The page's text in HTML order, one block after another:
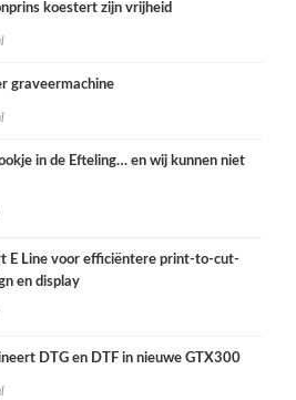
koestert zijn vrijheid
graveermachine
in de Efteling… en wij kunnen niet
E Line voor efficiëntere print-to-cut-
en display
DTG en DTF in nieuwe GTX300